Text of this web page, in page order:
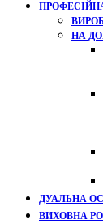
НА
ДУАЛЬНА
ВИХОВНА